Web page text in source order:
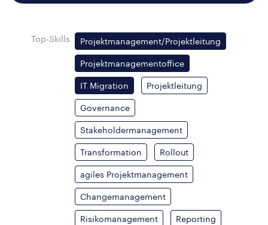
Top-Skills Projektmanagement/Projektleitung
Projektmanagementoffice
IT Migration Projektleitung
Governance
Stakeholdermanagement
Transformation Rollout
agiles Projektmanagement
Changemanagement
Risikomanagement Reporting